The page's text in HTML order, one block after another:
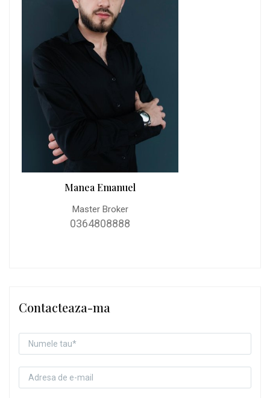
Manea Emanuel
Master Broker
0364808888
Contacteaza-ma